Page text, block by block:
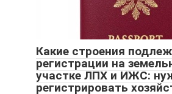
Какие строения
регистрации на
участке ЛПХ и ИЖС:
регистрировать